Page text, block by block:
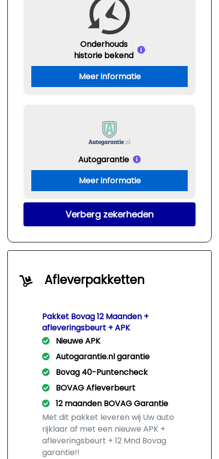
Onderhouds
historie bekend
Meer informatie
Autogarantie
Meer informatie
Verberg zekerheden
Afleverpakketten
Pakket Bovag 12 Maanden +
afleveringsbeurt + APK
Nieuwe APK
Autogarantie.nl garantie
Bovag 40-Puntencheck
BOVAG Afleverbeurt
12 maanden BOVAG Garantie
Met dit pakket leveren wij Uw auto
rijklaar af met een nieuwe APK +
afleveringsbeurt + 12 Mnd Bovag
garantie!!